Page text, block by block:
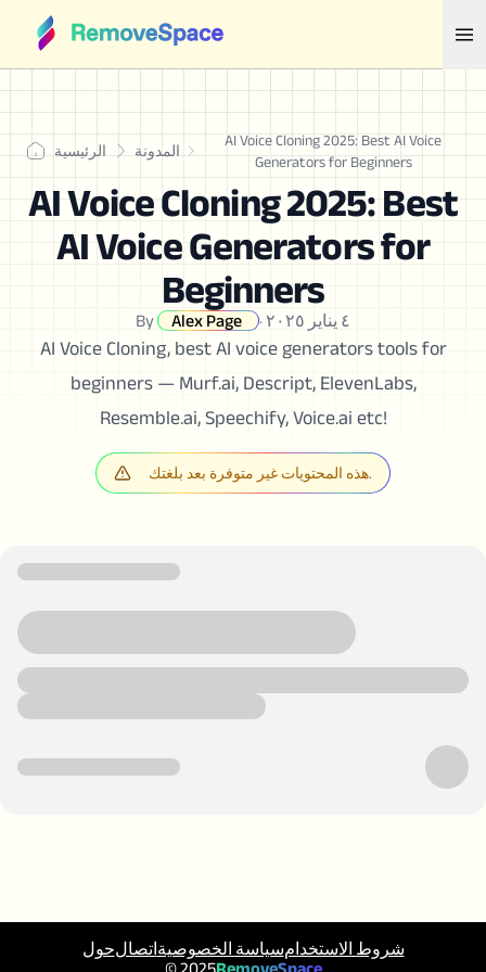
الرئيسية المدونة
AI Voice Cloning 2025: Best AI Voice
Generators for Beginners
AI Voice Cloning 2025: Best
AI Voice Generators for
Beginners
By Alex Page · ٤ يناير ٢٠٢٥
AI Voice Cloning, best AI voice generators tools for
beginners — Murf.ai, Descript, ElevenLabs,
Resemble.ai, Speechify, Voice.ai etc!
هذه المحتويات غير متوفرة بعد بلغتك.
© 2025RemoveSpace
حولاتصال سياسة الخصوصيةشروط الاستخدام